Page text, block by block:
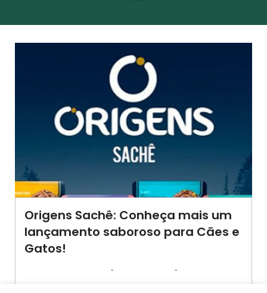
Origens Sachê: Conheça mais um
lançamento saboroso para Cães e
Gatos!
- -